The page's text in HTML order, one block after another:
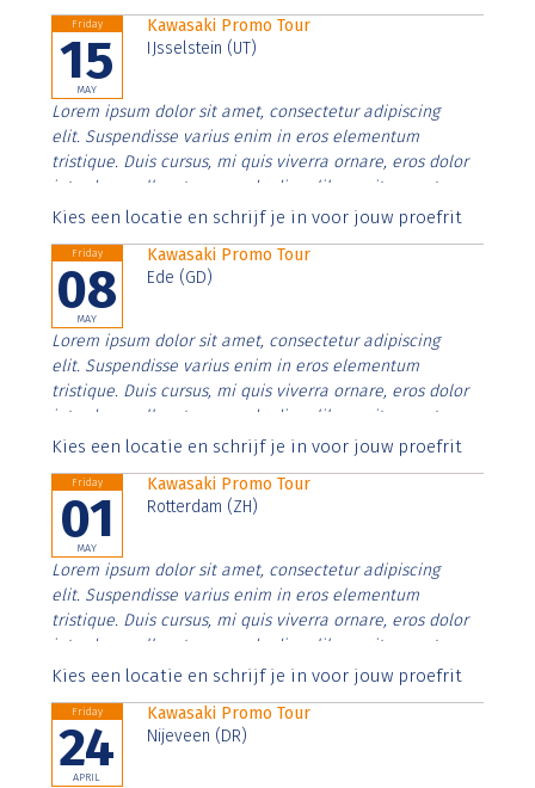
Friday
15
MAY
Kawasaki Promo Tour
IJsselstein (UT)
Lorem ipsum dolor sit amet, consectetur adipiscing
elit. Suspendisse varius enim in eros elementum
tristique. Duis cursus, mi quis viverra ornare, eros dolor
interdum nulla, ut commodo diam libero vitae erat.
Aenean faucibus nibh et justo cursus id rutrum lorem
Kies een locatie en schrijf je in voor jouw proefrit
Friday
08
MAY
Kawasaki Promo Tour
Ede (GD)
Lorem ipsum dolor sit amet, consectetur adipiscing
elit. Suspendisse varius enim in eros elementum
tristique. Duis cursus, mi quis viverra ornare, eros dolor
interdum nulla, ut commodo diam libero vitae erat.
Aenean faucibus nibh et justo cursus id rutrum lorem
Kies een locatie en schrijf je in voor jouw proefrit
Friday
01
MAY
Kawasaki Promo Tour
Rotterdam (ZH)
Lorem ipsum dolor sit amet, consectetur adipiscing
elit. Suspendisse varius enim in eros elementum
tristique. Duis cursus, mi quis viverra ornare, eros dolor
interdum nulla, ut commodo diam libero vitae erat.
Aenean faucibus nibh et justo cursus id rutrum lorem
Kies een locatie en schrijf je in voor jouw proefrit
Friday
24
APRIL
Kawasaki Promo Tour
Nijeveen (DR)